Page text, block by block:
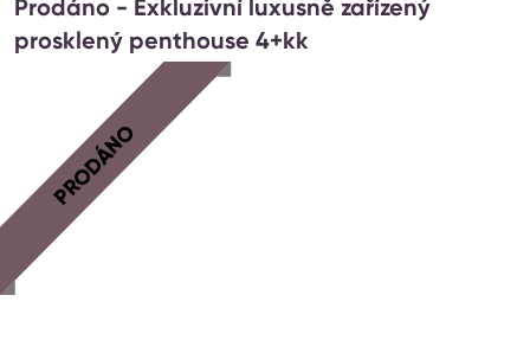
Prodáno - Exkluzivní luxusně zařízený
prosklený penthouse 4+kk
PRODÁNO